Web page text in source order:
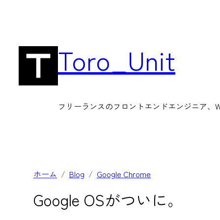
Toro_Unit
フリーランスのフロントエンドエンジニア、
ホーム Blog Google Chrome
Google OSがついに。